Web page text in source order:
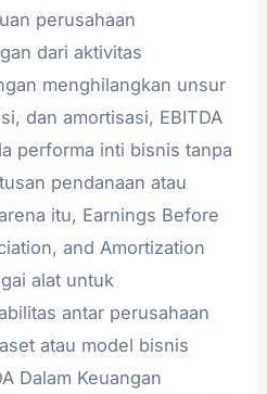
perusahaan
dari aktivitas
menghilangkan unsur
dan amortisasi, EBITDA
performa inti bisnis tanpa
pendanaan atau
itu, Earnings Before
and Amortization
alat untuk
antar perusahaan
atau model bisnis
Dalam Keuangan